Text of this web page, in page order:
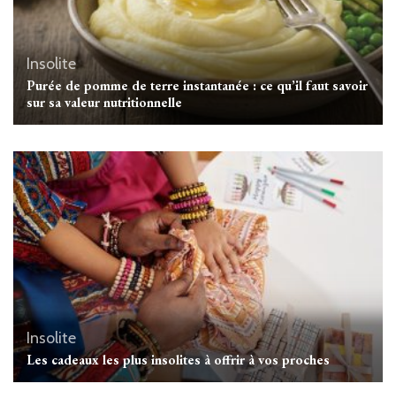
Insolite
Purée de pomme de terre instantanée : ce qu’il faut savoir
sur sa valeur nutritionnelle
Insolite
Les cadeaux les plus insolites à offrir à vos proches